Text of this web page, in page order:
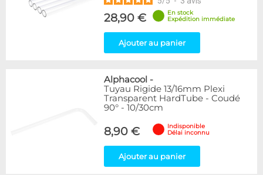
28,90 €
En stock
Expédition immédiate
Ajouter au panier
Alphacool -
Tuyau Rigide 13/16mm Plexi
Transparent HardTube - Coudé
90° - 10/30cm
8,90 €
Indisponible
Délai inconnu
Ajouter au panier